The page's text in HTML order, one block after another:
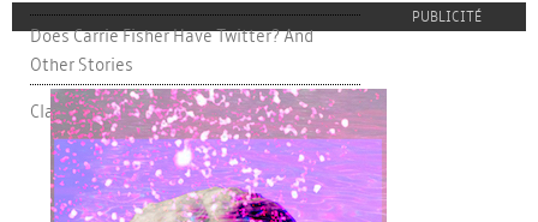
Does Carrie Fisher Have Twitter? And
Other Stories
Claire Paquet
PUBLICITÉ
proulx_jessicamaccormack2015-
pub.jpg